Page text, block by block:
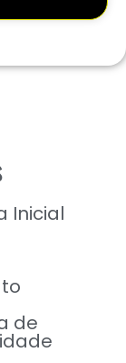
Inicial
de